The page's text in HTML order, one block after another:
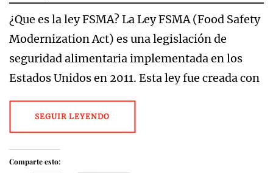
¿Que es la ley FSMA? La Ley FSMA (Food Safety
Modernization Act) es una legislación de
seguridad alimentaria implementada en los
Estados Unidos en 2011. Esta ley fue creada con
SEGUIR LEYENDO
Comparte esto: